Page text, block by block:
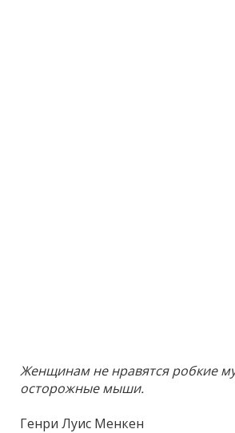
Женщинам не нравятся робкие
осторожные мыши.
Генри Луис Менкен